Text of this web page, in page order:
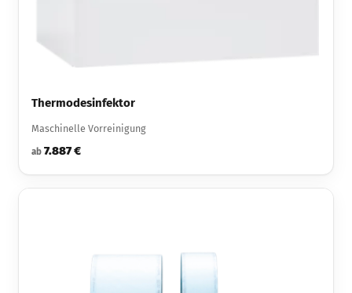
Thermodesinfektor
Maschinelle Vorreinigung
ab7.887 €